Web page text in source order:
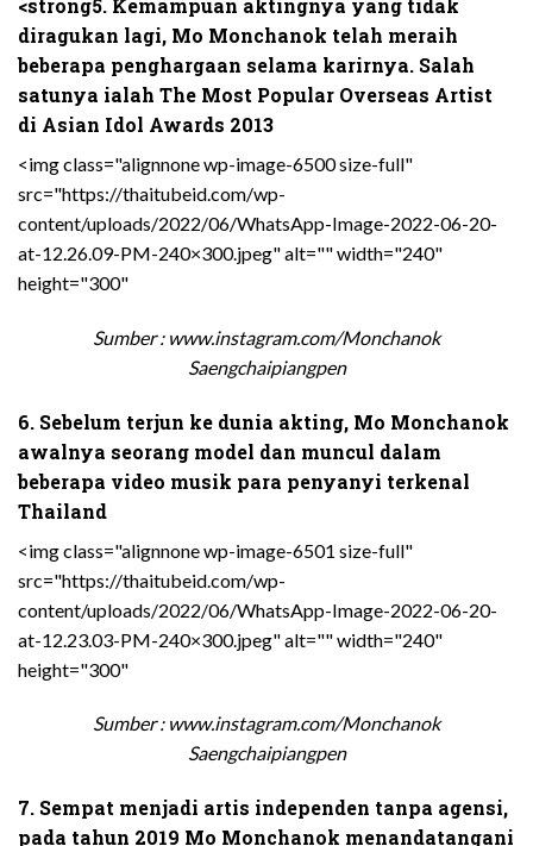
<strong5. Kemampuan aktingnya yang tidak
diragukan lagi, Mo Monchanok telah meraih
beberapa penghargaan selama karirnya. Salah
satunya ialah The Most Popular Overseas Artist
di Asian Idol Awards 2013
<img class="alignnone wp-image-6500 size-full"
src="https://thaitubeid.com/wp-
content/uploads/2022/06/WhatsApp-Image-2022-06-20-
at-12.26.09-PM-240×300.jpeg" alt="" width="240"
height="300"
Sumber : www.instagram.com/Monchanok
Saengchaipiangpen
6. Sebelum terjun ke dunia akting, Mo Monchanok
awalnya seorang model dan muncul dalam
beberapa video musik para penyanyi terkenal
Thailand
<img class="alignnone wp-image-6501 size-full"
src="https://thaitubeid.com/wp-
content/uploads/2022/06/WhatsApp-Image-2022-06-20-
at-12.23.03-PM-240×300.jpeg" alt="" width="240"
height="300"
Sumber : www.instagram.com/Monchanok
Saengchaipiangpen
7. Sempat menjadi artis independen tanpa agensi,
pada tahun 2019 Mo Monchanok menandatangani